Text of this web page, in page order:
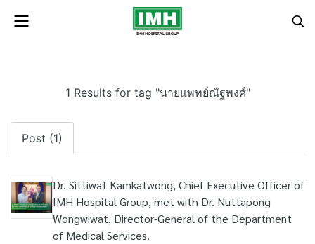
1 Results for tag "นายแพทย์ณัฐพงศ์"
Post (1)
Dr. Sittiwat Kamkatwong, Chief Executive Officer of
IMH Hospital Group, met with Dr. Nuttapong
Wongwiwat, Director-General of the Department
of Medical Services.